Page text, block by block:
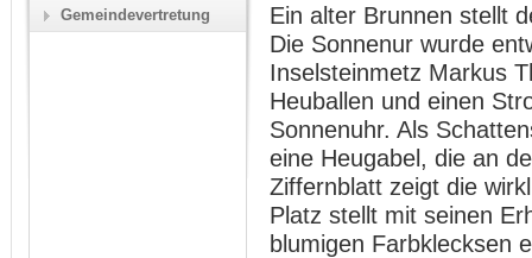
Ein alter Brunnen stellt
Die Sonnenur wurde
Inselsteinmetz Markus
Heuballen und einen
Sonnenuhr. Als
eine Heugabel, die an
Ziffernblatt zeigt die
Platz stellt mit seinen
blumigen Farbklecksen
Gemeindevertretung